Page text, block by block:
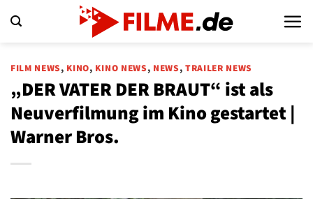
Inhalt
FILM NEWS, KINO, KINO NEWS, NEWS, TRAILER NEWS
„DER VATER DER BRAUT“ ist als
Neuverfilmung im Kino gestartet |
Warner Bros.